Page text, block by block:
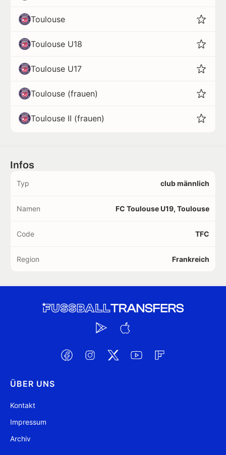
Toulouse
Toulouse U18
Toulouse U17
Toulouse (frauen)
Toulouse II (frauen)
Infos
Typ club männlich
Namen FC Toulouse U19, Toulouse
Code TFC
Region Frankreich
ÜBER UNS
Kontakt
Impressum
Archiv